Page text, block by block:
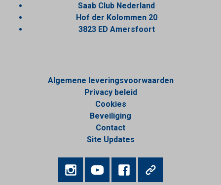
Saab Club Nederland
Hof der Kolommen 20
3823 ED Amersfoort
Algemene leveringsvoorwaarden
Privacy beleid
Cookies
Beveiliging
Contact
Site Updates